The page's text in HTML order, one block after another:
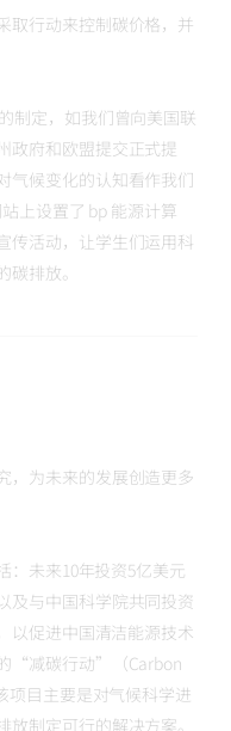
取行动来控制碳价格，并
制定，如我们曾向美国联
政府和欧盟提交正式提
气候变化的认知看作我们
上设置了 bp 能源计算
传活动，让学生们运用科
排放。
，为未来的发展创造更多
：未来10年投资5亿美元
及与中国科学院共同投资
以促进中国清洁能源技术
“减碳行动”（Carbon
目主要是对气候科学进
制定可行的解决方案。